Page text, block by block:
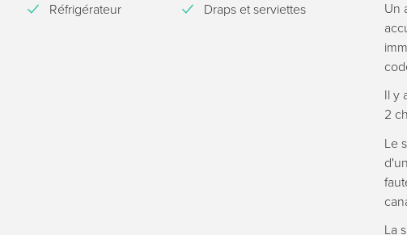
Réfrigérateur
Draps et serviettes
Un
Il y
2
Le
La